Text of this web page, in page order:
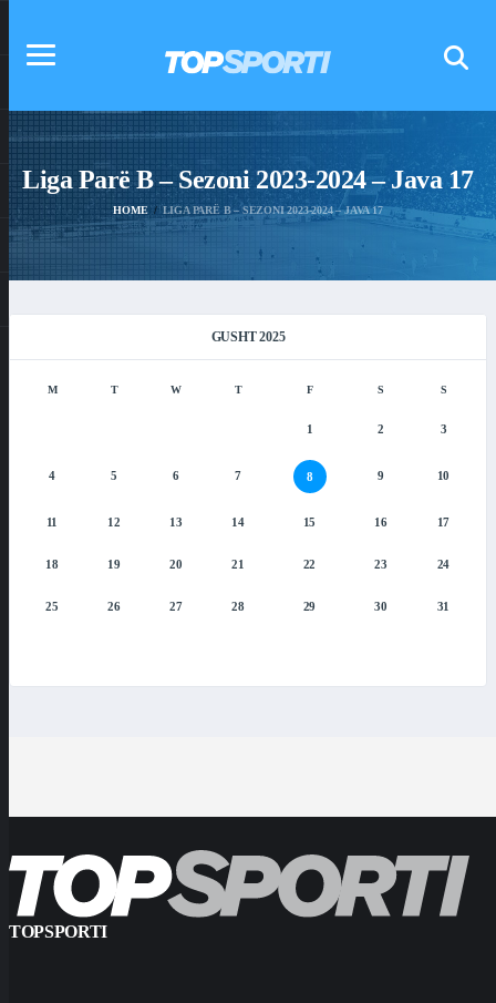
Liga Parë B – Sezoni 2023-2024 – Java 17
HOME LIGA PARË B – SEZONI 2023-2024 – JAVA 17
GUSHT 2025
M T W T F S S
1 2 3
4 5 6 7 8 9 10
11 12 13 14 15 16 17
18 19 20 21 22 23 24
25 26 27 28 29 30 31
TOPSPORTI